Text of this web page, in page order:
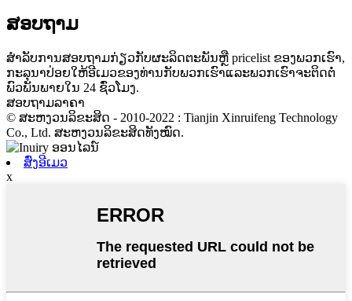
ສອບຖາມ
ສໍາ​ລັບ​ການ​ສອບ​ຖາມ​ກ່ຽວ​ກັບ​ຜະ​ລິດ​ຕະ​ພັນ​ຫຼື pricelist ຂອງ​ພວກ​ເຮົາ​,
ກະ​ລຸ​ນາ​ປ່ອຍ​ໃຫ້​ອີ​ເມວ​ຂອງ​ທ່ານ​ກັບ​ພວກ​ເຮົາ​ແລະ​ພວກ​ເຮົາ​ຈະ​ຕິດ​ຕໍ່​
ພົວ​ພັນ​ພາຍ​ໃນ 24 ຊົ່ວ​ໂມງ​.
ສອບຖາມລາຄາ
© ສະຫງວນລິຂະສິດ - 2010-2022 : Tianjin Xinruifeng Technology
Co., Ltd. ສະຫງວນລິຂະສິດທັງໝົດ.
ສົ່ງອີເມວ
x